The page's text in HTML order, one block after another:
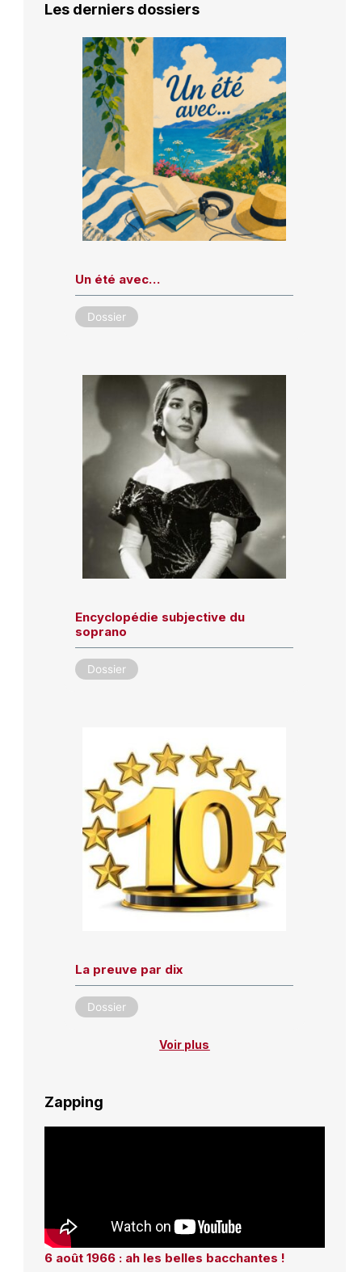
Les derniers dossiers
Un été avec…
Dossier
Encyclopédie subjective du
soprano
Dossier
La preuve par dix
Dossier
Voir plus
Zapping
6 août 1966 : ah les belles bacchantes !